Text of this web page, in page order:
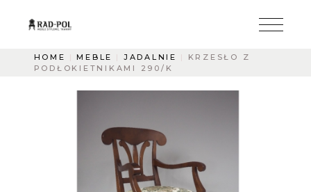
HOME MEBLE JADALNIE
KRZESŁO Z
PODŁOKIETNIKAMI 290/K